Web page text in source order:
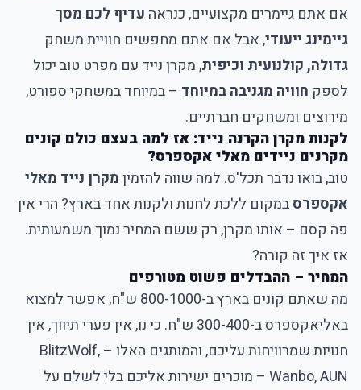
אם אתם גיימרים מקצועיים, כנראה עדיף לכם מסך
גיימינג ייעודי, אבל אם אתם מחפשים חוויית משחק
גדולה, קולנועית וכיפית, מקרן נייד עם מפרט טוב יכול
לספק חוויה מגניבה במיוחד – במיוחד במשחקי ספורט,
מירוצים ומשחקים חברתיים.
לקנות מקרן הקרנה נייד: אז למה בעצם כולם קונים
מקרנים ניידים מאלי אקספרס?
טוב, בואו נדבר תכל'ס. למה שווה להזמיןמקרן נייד מאלי
אקספרסבמקום ללכת לחנות ולקנות אחד בארץ? הרי אין
פה קסם – אותו מקרן, רק ששם המחיר נמוך משמעותית.
אז איך זה קורה?
המחיר – ההבדלים פשוט מטורפים
מה שאתם קונים בארץ ב-800-1000 ש"ח, אפשר למצוא
באליאקספרס ב-300-400 ש"ח. כי נו, אין פערי תיווך, אין
חנויות שמרוויחות עליכם, והמותגים האלו – BlitzWolf,
Wanbo, AUN – מוכרים ישירות אליכם בלי לשלם על